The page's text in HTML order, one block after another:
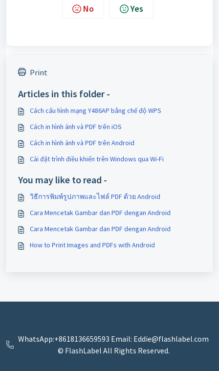
No Yes
Print
Articles in this folder -
Cách cấu hình mạng Y486AP bằng chế độ WPS
Cách in hình ảnh và PDF trên iOS
Cách in hình ảnh và PDF trên Android
Cài đặt trình điều khiển trên Windows qua Wi-Fi
You may like to read -
วิธีการพิมพ์รูปภาพและไฟล์ PDF ด้วย Android
Cara Mencetak Gambar dan PDF dengan Android
Cara Mencetak Gambar dan PDF dengan Android
How to Print Images and PDFs with Android
WhatsApp:+8618136659593 Email: Eddie@flashlabel.com
© FlashLabel All Rights Reserved.